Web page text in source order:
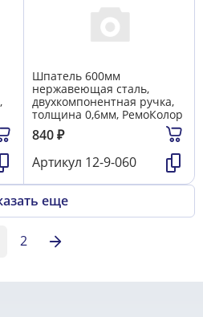
Шпатель 600мм
нержавеющая сталь,
двухкомпонентная ручка,
толщина 0,6мм, РемоКолор
840₽
Артикул 12-9-060
еще
2